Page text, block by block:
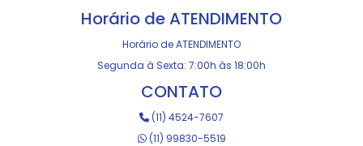
Horário de ATENDIMENTO
Horário de ATENDIMENTO
Segunda à Sexta: 7:00h às 18:00h
CONTATO
(11) 4524-7607
(11) 99830-5519